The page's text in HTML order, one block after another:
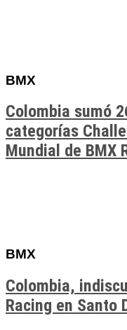
BMX
Colombia sumó
categorías
Mundial de BMX
BMX
Colombia,
Racing en Santo